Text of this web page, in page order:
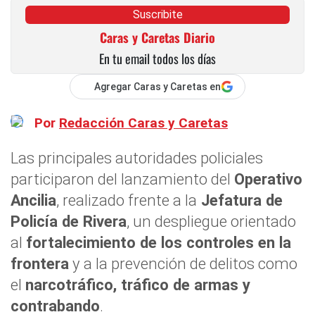
Suscribite
Caras y Caretas Diario
En tu email todos los días
Agregar Caras y Caretas en
Por Redacción Caras y Caretas
Las principales autoridades policiales
participaron del lanzamiento del Operativo
Ancilia, realizado frente a la Jefatura de
Policía de Rivera, un despliegue orientado
al fortalecimiento de los controles en la
frontera y a la prevención de delitos como
el narcotráfico, tráfico de armas y
contrabando.